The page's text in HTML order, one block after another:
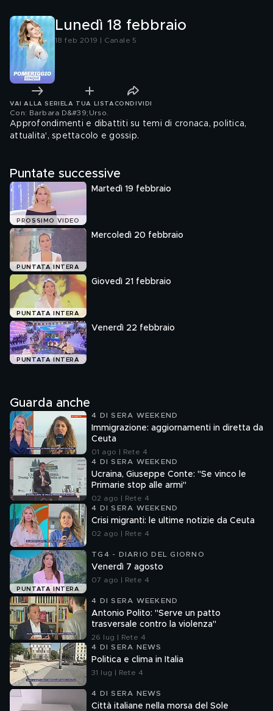
Lunedì 18 febbraio
18 feb 2019 | Canale 5
VAI ALLA SERIE LA TUA LISTA CONDIVIDI
Con: Barbara D&#39;Urso
Approfondimenti e dibattiti su temi di cronaca, politica,
attualita', spettacolo e gossip.
Puntate successive
PROSSIMO VIDEO
Martedì 19 febbraio
PUNTATA INTERA
Mercoledì 20 febbraio
PUNTATA INTERA
Giovedì 21 febbraio
PUNTATA INTERA
Venerdì 22 febbraio
Guarda anche
4 DI SERA WEEKEND
Immigrazione: aggiornamenti in diretta da
Ceuta
01 ago | Rete 4
4 DI SERA WEEKEND
Ucraina, Giuseppe Conte: "Se vinco le
Primarie stop alle armi"
02 ago | Rete 4
4 DI SERA WEEKEND
Crisi migranti: le ultime notizie da Ceuta
02 ago | Rete 4
PUNTATA INTERA
TG4 - DIARIO DEL GIORNO
Venerdì 7 agosto
07 ago | Rete 4
4 DI SERA WEEKEND
Antonio Polito: "Serve un patto
trasversale contro la violenza"
26 lug | Rete 4
4 DI SERA NEWS
Politica e clima in Italia
31 lug | Rete 4
4 DI SERA NEWS
Città italiane nella morsa del Sole